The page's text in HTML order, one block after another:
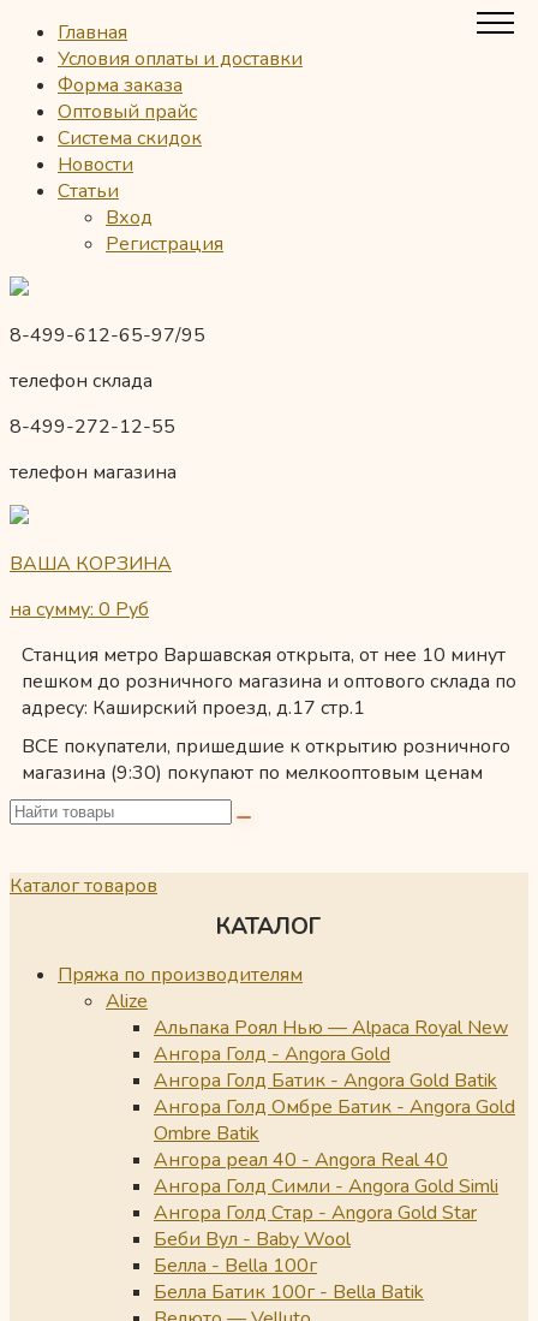
Главная
Условия оплаты и доставки
Форма заказа
Оптовый прайс
Система скидок
Новости
Статьи
Вход
Регистрация
8-499-612-65-97/95
телефон склада
8-499-272-12-55
телефон магазина
ВАША КОРЗИНА
на сумму: 0 Руб
Станция метро Варшавская открыта, от нее 10 минут
пешком до розничного магазина и оптового склада по
адресу: Каширский проезд, д.17 стр.1
ВСЕ покупатели, пришедшие к открытию розничного
магазина (9:30) покупают по мелкооптовым ценам
Каталог товаров
КАТАЛОГ
Пряжа по производителям
Alize
Альпака Роял Нью — Alpaca Royal New
Ангора Голд - Angora Gold
Ангора Голд Батик - Angora Gold Batik
Ангора Голд Омбре Батик - Angora Gold
Ombre Batik
Ангора реал 40 - Angora Real 40
Ангора Голд Симли - Angora Gold Simli
Ангора Голд Стар - Angora Gold Star
Беби Вул - Baby Wool
Белла - Bella 100г
Белла Батик 100г - Bella Batik